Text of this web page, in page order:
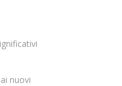
nuovi